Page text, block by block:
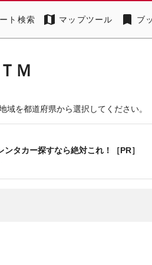
ト検索 map マップツール bookmark ブ
Ｍ
域を都道府県から選択してください。
タカー探すなら絶対これ！［PR］